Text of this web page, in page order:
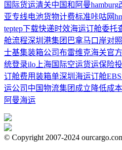
国际货运清关中国和阿曼hamburg
亚专线电池货物计费标准咔咕网
teptep下载快递时效海运订舱委托
舱流程深圳港集团 巴拿马口岸对
士基集装箱公司布雷维克海关官
统登录ilo上海国际空运货运保险
订舱费用装箱单深圳海运订舱EBS
运公司 中国物流集团成立 降低成本
阿曼海运
© Copyright 2007-2024